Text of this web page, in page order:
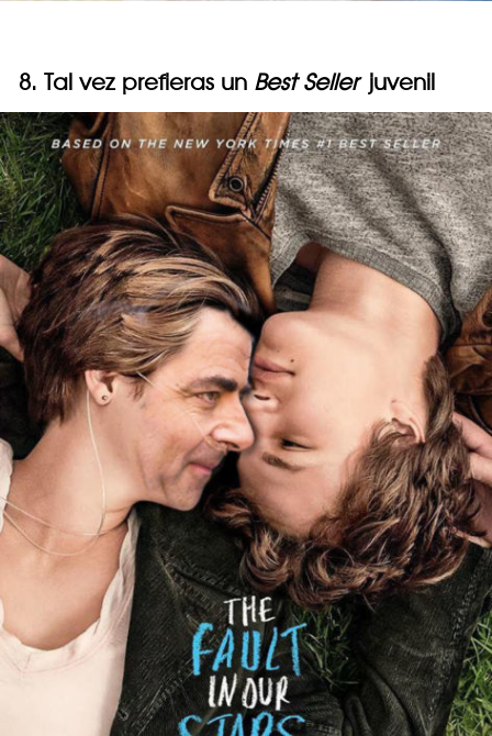
8. Tal vez prefieras un Best Sellerjuvenil